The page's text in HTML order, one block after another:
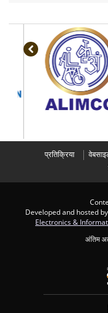
प्रतिक्रिया
Developed and hosted by
Electronics &
अंतिम